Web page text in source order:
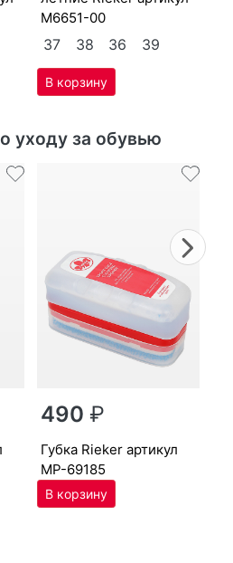
M6651-00
37 38 36 39
уходу за обувью
490₽
губ­ка Ri­eker артикул
MP-69185